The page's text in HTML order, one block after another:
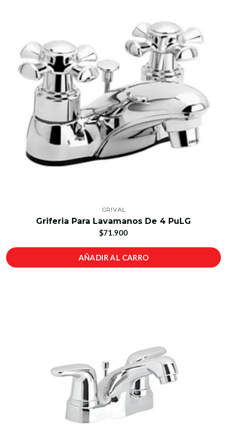
GRIVAL
Griferia Para Lavamanos De 4 PuLG
$71.900
AÑADIR AL CARRO